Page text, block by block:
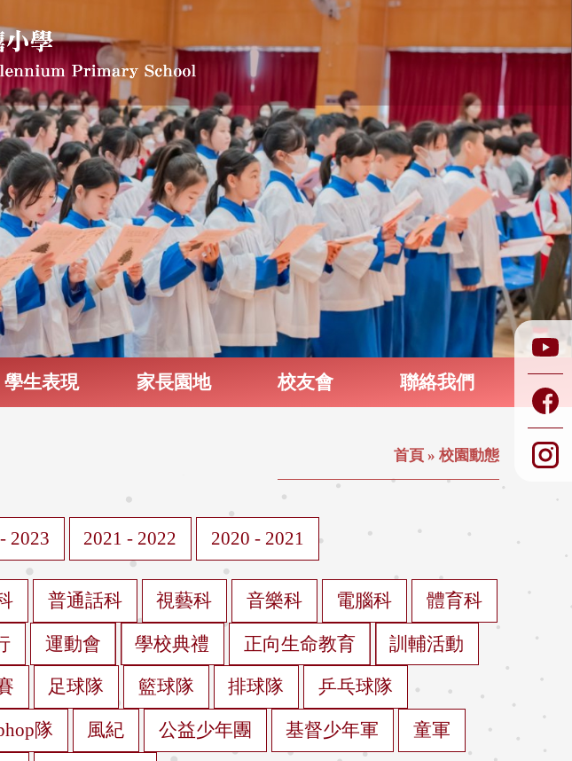
學生表現 家長園地 校友會 聯絡我們
首頁 » 校園動態
2023 2021 - 2022 2020 - 2021
普通話科 視藝科 音樂科 電腦科 體育科
運動會 學校典禮 正向生命教育 訓輔活動
足球隊 籃球隊 排球隊 乒乓球隊
隊 風紀 公益少年團 基督少年軍 童軍